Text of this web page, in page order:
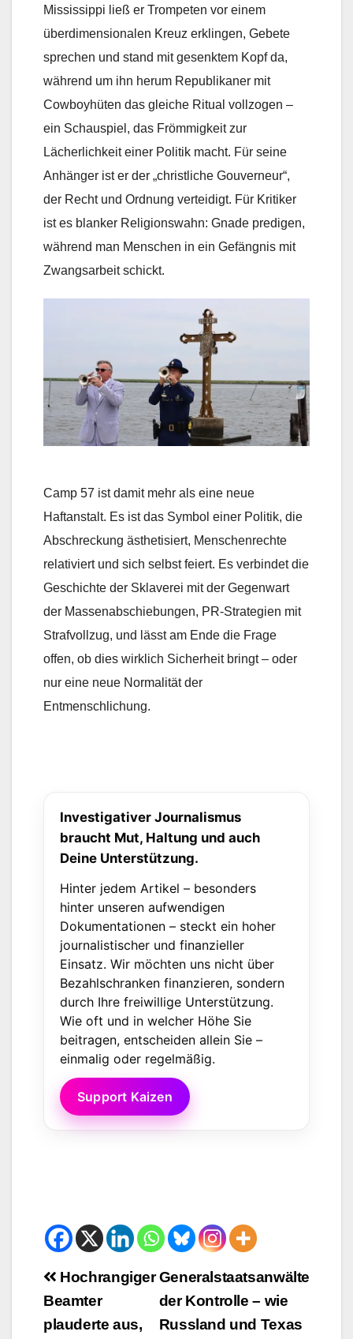
Mississippi ließ er Trompeten vor einem
überdimensionalen Kreuz erklingen, Gebete
sprechen und stand mit gesenktem Kopf da,
während um ihn herum Republikaner mit
Cowboyhüten das gleiche Ritual vollzogen –
ein Schauspiel, das Frömmigkeit zur
Lächerlichkeit einer Politik macht. Für seine
Anhänger ist er der „christliche Gouverneur“,
der Recht und Ordnung verteidigt. Für Kritiker
ist es blanker Religionswahn: Gnade predigen,
während man Menschen in ein Gefängnis mit
Zwangsarbeit schickt.
Camp 57 ist damit mehr als eine neue
Haftanstalt. Es ist das Symbol einer Politik, die
Abschreckung ästhetisiert, Menschenrechte
relativiert und sich selbst feiert. Es verbindet die
Geschichte der Sklaverei mit der Gegenwart
der Massenabschiebungen, PR-Strategien mit
Strafvollzug, und lässt am Ende die Frage
offen, ob dies wirklich Sicherheit bringt – oder
nur eine neue Normalität der
Entmenschlichung.
Investigativer Journalismus
braucht Mut, Haltung und auch
Deine Unterstützung.
Hinter jedem Artikel – besonders
hinter unseren aufwendigen
Dokumentationen – steckt ein hoher
journalistischer und finanzieller
Einsatz. Wir möchten uns nicht über
Bezahlschranken finanzieren, sondern
durch Ihre freiwillige Unterstützung.
Wie oft und in welcher Höhe Sie
beitragen, entscheiden allein Sie –
einmalig oder regelmäßig.
Support Kaizen
Beitrags-
Navigation
Generalstaatsanwälte
der Kontrolle – wie
Russland und Texas
Hochrangiger
Beamter
plauderte aus,